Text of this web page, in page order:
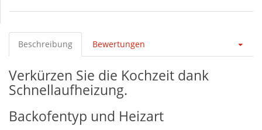
Beschreibung Bewertungen
Verkürzen Sie die Kochzeit dank
Schnellaufheizung.
Backofentyp und Heizart